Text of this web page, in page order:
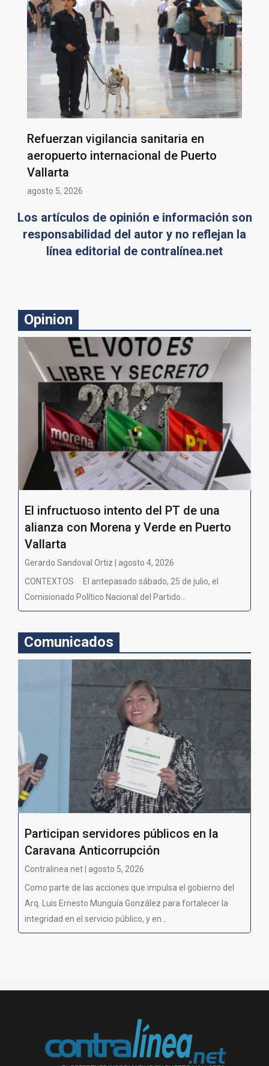
Refuerzan vigilancia sanitaria en
aeropuerto internacional de Puerto
Vallarta
agosto 5, 2026
Los artículos de opinión e información son
responsabilidad del autor y no reflejan la
línea editorial de contralínea.net
Opinion
El infructuoso intento del PT de una
alianza con Morena y Verde en Puerto
Vallarta
Gerardo Sandoval Ortiz | agosto 4, 2026
CONTEXTOS El antepasado sábado, 25 de julio, el
Comisionado Político Nacional del Partido...
Comunicados
Participan servidores públicos en la
Caravana Anticorrupción
Contralinea net | agosto 5, 2026
Como parte de las acciones que impulsa el gobierno del
Arq. Luis Ernesto Munguía González para fortalecer la
integridad en el servicio público, y en...